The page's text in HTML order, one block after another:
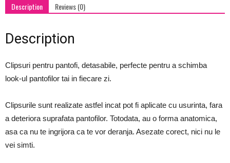
Description Reviews (0)
Description
Clipsuri pentru pantofi, detasabile, perfecte pentru a schimba
look-ul pantofilor tai in fiecare zi.
Clipsurile sunt realizate astfel incat pot fi aplicate cu usurinta, fara
a deteriora suprafata pantofilor. Totodata, au o forma anatomica,
asa ca nu te ingrijora ca te vor deranja. Asezate corect, nici nu le
vei simti.